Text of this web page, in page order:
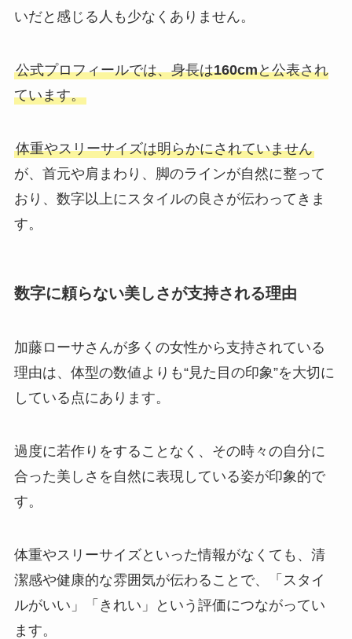
いだと感じる人も少なくありません。
公式プロフィールでは、身長は160cmと公表され
ています。
体重やスリーサイズは明らかにされていません
が、首元や肩まわり、脚のラインが自然に整って
おり、数字以上にスタイルの良さが伝わってきま
す。
数字に頼らない美しさが支持される理由
加藤ローサさんが多くの女性から支持されている
理由は、体型の数値よりも“見た目の印象”を大切に
している点にあります。
過度に若作りをすることなく、その時々の自分に
合った美しさを自然に表現している姿が印象的で
す。
体重やスリーサイズといった情報がなくても、清
潔感や健康的な雰囲気が伝わることで、「スタイ
ルがいい」「きれい」という評価につながってい
ます。